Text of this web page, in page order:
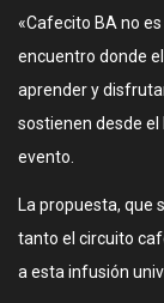
«Cafecito BA no
encuentro donde
aprender y
sostienen desde el
evento.
La propuesta, que
tanto el circuito
a esta infusión